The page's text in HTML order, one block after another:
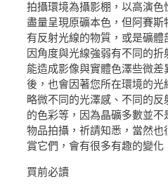
拍攝環境為攝影棚，以高演色
盡量呈現原礦本色，但阿賽
有反射光線的物質，或是礦
因角度與光線強弱有不同的
能造成影像與實體色澤些微
後，也會因著您所在環境的
略微不同的光澤感、不同的反
的色彩等，因為晶礦多數並
物品拍攝，祈請知悉，當然
賞它們，會有很多有趣的變化
買前必讀